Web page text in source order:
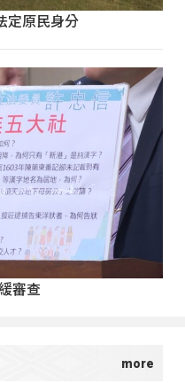
定原民身分
審查